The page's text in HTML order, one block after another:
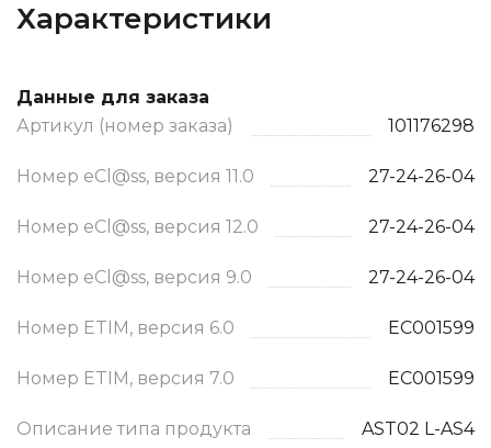
Характеристики
Данные для заказа
Артикул (номер заказа)
101176298
Номер eCl@ss, версия 11.0 27-24-26-04
Номер eCl@ss, версия 12.0 27-24-26-04
Номер eCl@ss, версия 9.0 27-24-26-04
Номер ETIM, версия 6.0 EC001599
Номер ETIM, версия 7.0 EC001599
Описание типа продукта AST02 L-AS4